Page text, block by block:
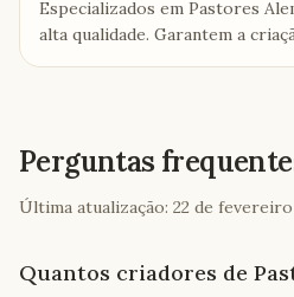
Especializados em Pastores
alta qualidade. Garantem a
Perguntas
Última atualização: 22 de fevereiro
Quantos criadores de